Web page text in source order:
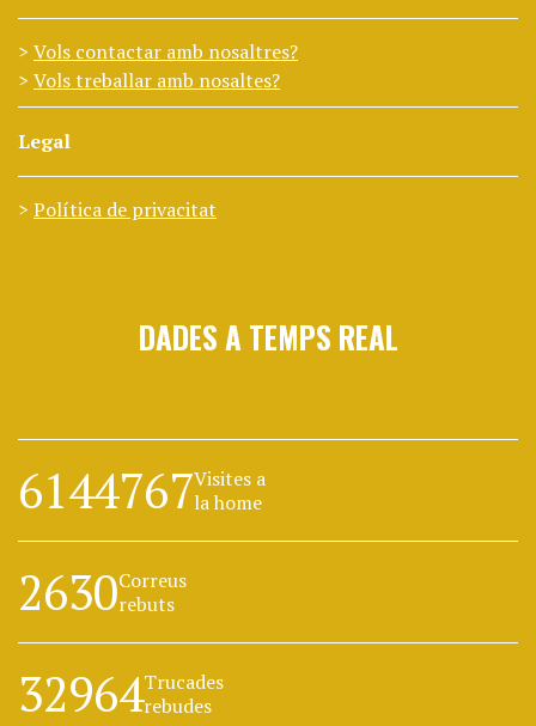
Vols contactar amb nosaltres?
Vols treballar amb nosaltes?
Legal
Política de privacitat
DADES A TEMPS REAL
6144767Visites a
la home
2630Correus
rebuts
32964Trucades
rebudes